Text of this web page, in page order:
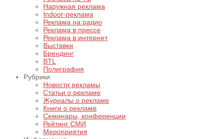
Наружная реклама
Indoor-реклама
Реклама на радио
Реклама в прессе
Реклама в интернет
Выставки
Брендинг
BTL
Полиграфия
Рубрики
Новости рекламы
Статьи о рекламе
Журналы о рекламе
Книги о рекламе
Семинары, конференции
Рейтинг СМИ
Мероприятия